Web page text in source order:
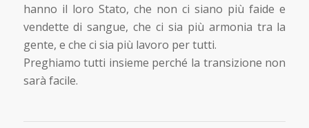
hanno il loro Stato, che non ci siano più faide e
vendette di sangue, che ci sia più armonia tra la
gente, e che ci sia più lavoro per tutti.
Preghiamo tutti insieme perché la transizione non
sarà facile.